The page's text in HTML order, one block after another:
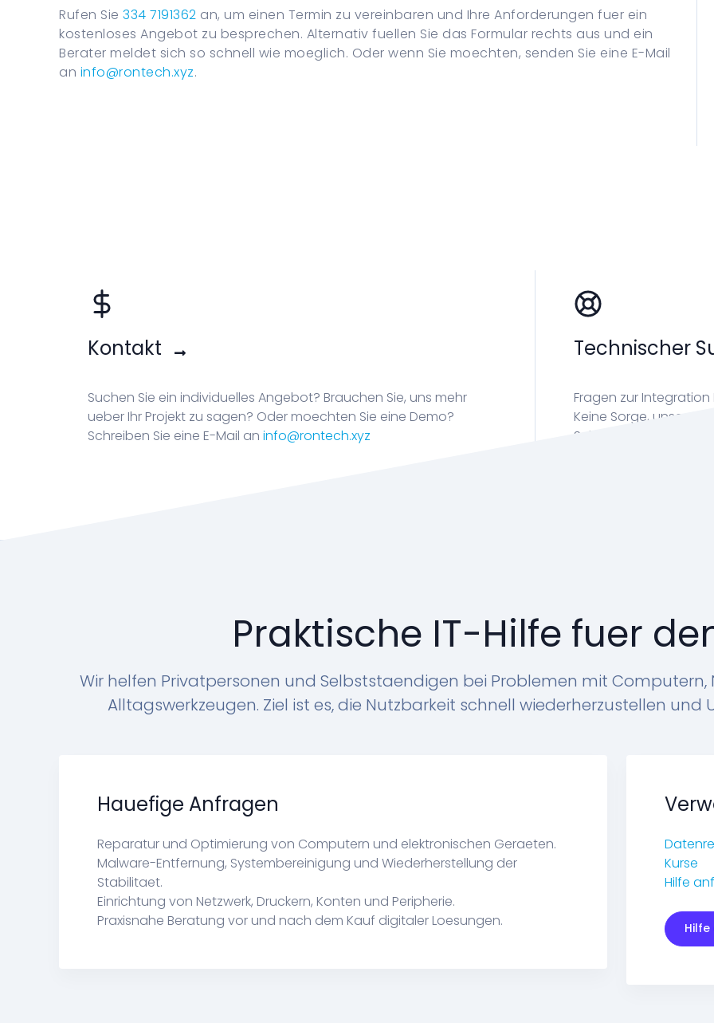
Rufen Sie 334 7191362 an, um einen Termin zu vereinbaren und Ihre Anforderungen fuer ein
kostenloses Angebot zu besprechen. Alternativ fuellen Sie das Formular rechts aus und ein
Berater meldet sich so schnell wie moeglich. Oder wenn Sie moechten, senden Sie eine E-Mail
an info@rontech.xyz.
Kontakt
Suchen Sie ein individuelles Angebot? Brauchen Sie, uns mehr
ueber Ihr Projekt zu sagen? Oder moechten Sie eine Demo?
Schreiben Sie eine E-Mail an info@rontech.xyz
Technischer
Fragen zur Integration
Keine Sorge, unser
Schreiben Sie eine E-
Praktische IT-Hilfe fuer
Wir helfen Privatpersonen und Selbststaendigen bei Problemen mit Computern,
Alltagswerkzeugen. Ziel ist es, die Nutzbarkeit schnell wiederherzustellen
Hauefige Anfragen
Reparatur und Optimierung von Computern und elektronischen Geraeten.
Malware-Entfernung, Systembereinigung und Wiederherstellung der
Stabilitaet.
Einrichtung von Netzwerk, Druckern, Konten und Peripherie.
Praxisnahe Beratung vor und nach dem Kauf digitaler Loesungen.
Kurse
Hilfe